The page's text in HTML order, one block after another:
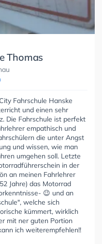
Thomas
Fahrschule Hanske
und einen sehr
Die Fahrschule ist perfekt
empathisch und
die unter Angst
und wissen, wie man
umgehen soll. Letzte
in der
an meinen Fahrlehrer
Jahre) das Motorrad
😉 und an
welche sich
kümmert, wirklich
mit ner guten Portion
ich weiterempfehlen!!